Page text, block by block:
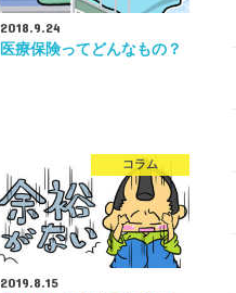
2018.9.24
医療保険ってどんなもの？
コラム
2019.8.15